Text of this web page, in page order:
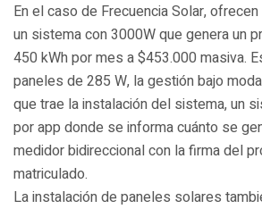
En el caso de Frecuencia Solar,
un sistema con 3000W que genera un
450 kWh por mes a $453.000 masiva.
paneles de 285 W, la gestión bajo
que trae la instalación del sistema, un
por app donde se informa cuánto se
medidor bidireccional con la firma del
matriculado.
La instalación de paneles solares